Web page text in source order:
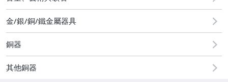
金/銀/銅/鐵金屬器具
銅器
其他銅器